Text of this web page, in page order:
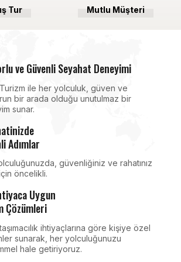
Tur Mutlu Müşteri
ve Güvenli Seyahat Deneyimi
Turizm ile her yolculuk, güven ve
bir arada olduğu unutulmaz bir
sunar.
Adımlar
güvenliğiniz ve rahatınız
öncelikli.
Uygun
Çözümleri
ihtiyaçlarına göre kişiye özel
sunarak, her yolculuğunuzu
hale getiriyoruz.